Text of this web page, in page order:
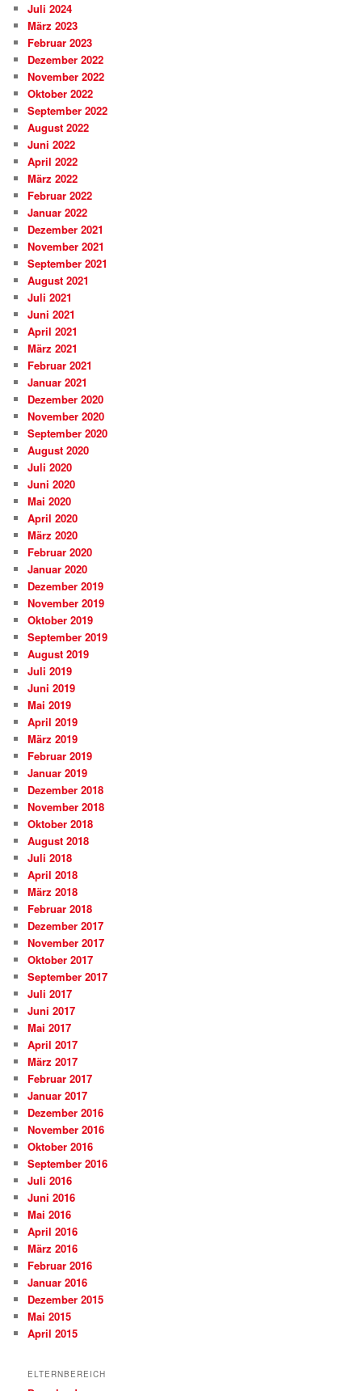
Juli 2024
März 2023
Februar 2023
Dezember 2022
November 2022
Oktober 2022
September 2022
August 2022
Juni 2022
April 2022
März 2022
Februar 2022
Januar 2022
Dezember 2021
November 2021
September 2021
August 2021
Juli 2021
Juni 2021
April 2021
März 2021
Februar 2021
Januar 2021
Dezember 2020
November 2020
September 2020
August 2020
Juli 2020
Juni 2020
Mai 2020
April 2020
März 2020
Februar 2020
Januar 2020
Dezember 2019
November 2019
Oktober 2019
September 2019
August 2019
Juli 2019
Juni 2019
Mai 2019
April 2019
März 2019
Februar 2019
Januar 2019
Dezember 2018
November 2018
Oktober 2018
August 2018
Juli 2018
April 2018
März 2018
Februar 2018
Dezember 2017
November 2017
Oktober 2017
September 2017
Juli 2017
Juni 2017
Mai 2017
April 2017
März 2017
Februar 2017
Januar 2017
Dezember 2016
November 2016
Oktober 2016
September 2016
Juli 2016
Juni 2016
Mai 2016
April 2016
März 2016
Februar 2016
Januar 2016
Dezember 2015
Mai 2015
April 2015
ELTERNBEREICH